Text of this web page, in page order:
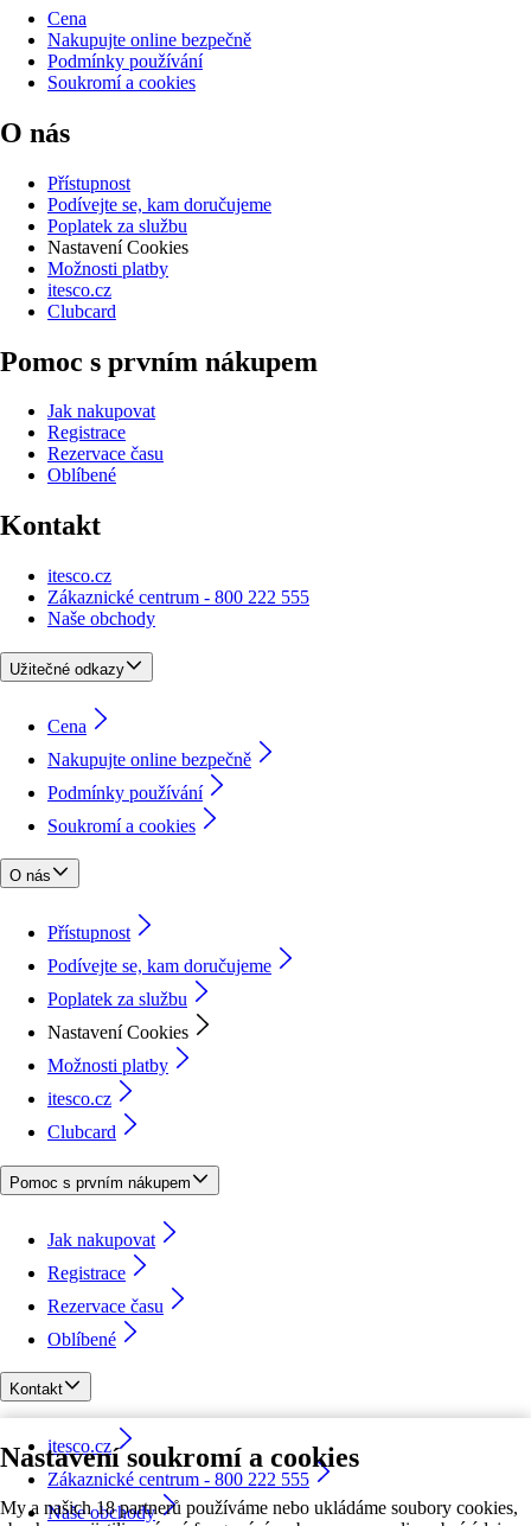
Nastavení soukromí a cookies
My a našich 18 partnerů používáme nebo ukládáme soubory cookies,
Cena
Nakupujte online bezpečně
Podmínky používání
Soukromí a cookies
O nás
Přístupnost
Podívejte se, kam doručujeme
Poplatek za službu
Nastavení Cookies
Možnosti platby
itesco.cz
Clubcard
Pomoc s prvním nákupem
Jak nakupovat
Registrace
Rezervace času
Oblíbené
Kontakt
itesco.cz
Zákaznické centrum - 800 222 555
Naše obchody
Užitečné odkazy
Cena
Nakupujte online bezpečně
Podmínky používání
Soukromí a cookies
O nás
Přístupnost
Podívejte se, kam doručujeme
Poplatek za službu
Nastavení Cookies
Možnosti platby
itesco.cz
Clubcard
Pomoc s prvním nákupem
Jak nakupovat
Registrace
Rezervace času
Oblíbené
Kontakt
itesco.cz
Zákaznické centrum - 800 222 555
Naše obchody